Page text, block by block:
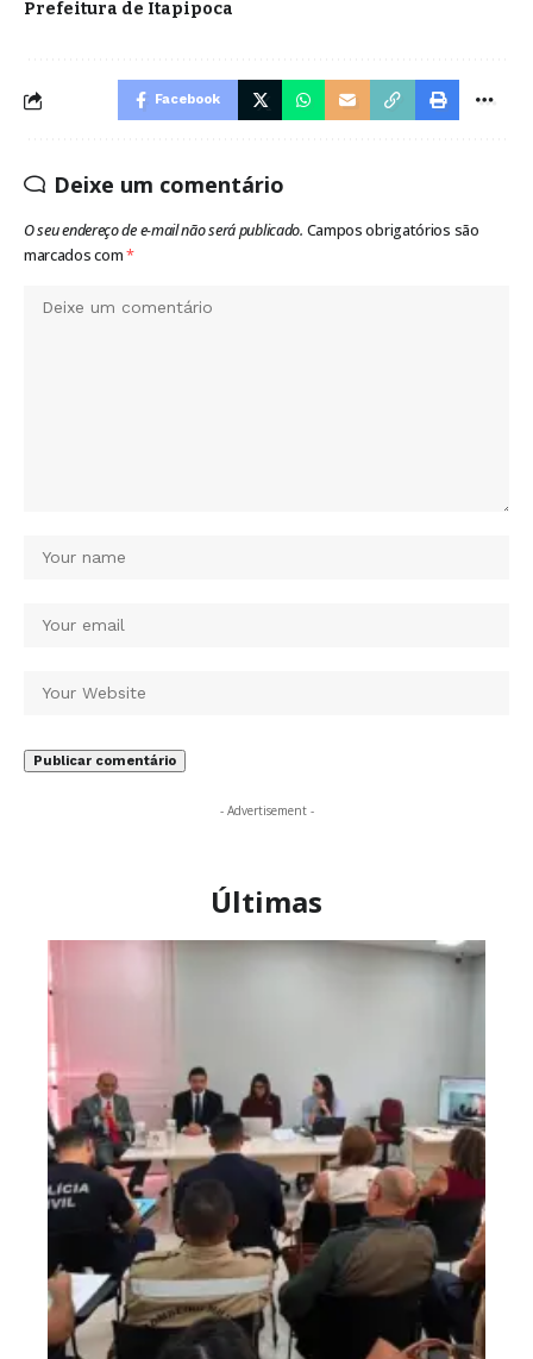
Prefeitura de Itapipoca
Facebook
Deixe um comentário
O seu endereço de e-mail não será publicado. Campos obrigatórios são
marcados com*
- Advertisement -
Últimas